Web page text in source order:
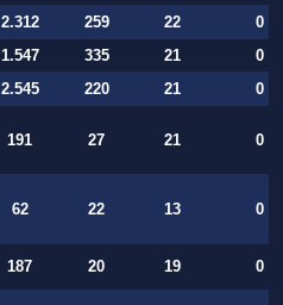
2.312 259 22
0
1.547 335 21
0
2.545 220 21 0
191 27 21 0
62 22 13 0
187 20 19 0